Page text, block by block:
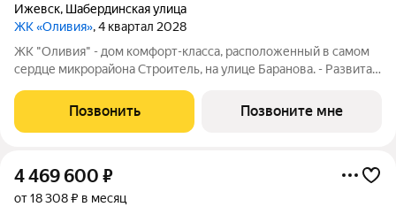
Ижевск, Шабердинская улица
ЖК «Оливия», 4 квартал 2028
ЖК "Оливия" - дом комфорт-класса, расположенный в самом
сердце микрорайона Строитель, на улице Баранова. - Развитая
Матрица, остановки общественного транспорта, поликлиники
для взрослых и
Позвонить Позвоните мне
4 469 600 ₽
от 18 308 ₽ в месяц